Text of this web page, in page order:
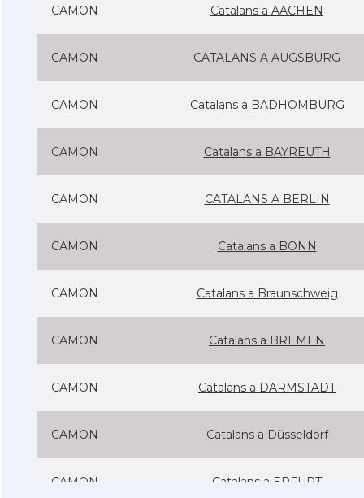
CAMON Catalans a AACHEN
CAMON CATALANS A AUGSBURG
CAMON Catalans a BADHOMBURG
CAMON Catalans a BAYREUTH
CAMON CATALANS A BERLIN
CAMON Catalans a BONN
CAMON Catalans a Braunschweig
CAMON Catalans a BREMEN
CAMON Catalans a DARMSTADT
CAMON Catalans a Düsseldorf
CAMON Catalans a ERFURT